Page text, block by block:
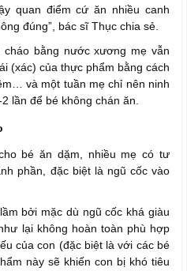
quan điểm cứ ăn nhiều canh
đúng”, bác sĩ Thục chia sẻ.
bằng nước xương mẹ vẫn
(xác) của thực phẩm bằng cách
và một tuần mẹ chỉ nên ninh
lần để bé không chán ăn.
bé ăn dặm, nhiều mẹ có tư
phần, đặc biệt là ngũ cốc vào
bởi mặc dù ngũ cốc khá giàu
lại không hoàn toàn phù hợp
của con (đặc biệt là với các bé
này sẽ khiến con bị khó tiêu